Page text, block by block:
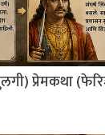
प्रेमकथा